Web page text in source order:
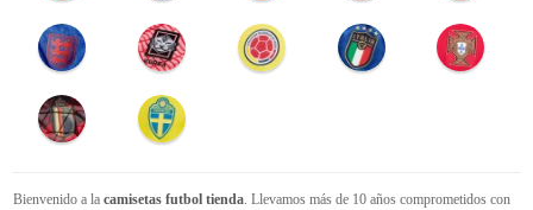
Bienvenido a la camisetas futbol tienda. Llevamos más de 10 años comprometidos con